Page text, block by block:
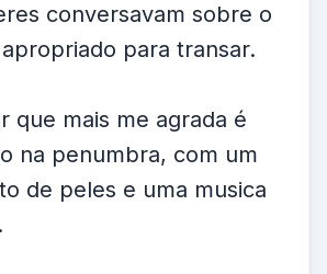
conversavam sobre o
para transar.
que mais me agrada é
na penumbra, com um
de peles e uma musica